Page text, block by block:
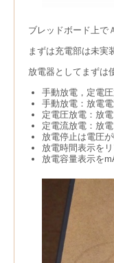
ブレッドボード上で
まずは充電部は未実
放電器としてまずは
手動放電，定電
手動放電：放電
定電圧放電：放
定電流放電：放
放電停止は電圧
放電時間表示を
放電容量表示を